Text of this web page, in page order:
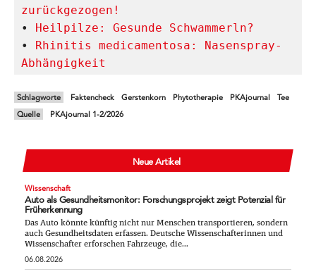
zurückgezogen!
• Heilpilze: Gesunde Schwammerln?
• Rhinitis medicamentosa: Nasenspray-
Abhängigkeit
Schlagworte Faktencheck Gerstenkorn Phytotherapie PKAjournal
Tee
Quelle
PKAjournal 1-2/2026
Neue Artikel
Wissenschaft
Auto als Gesundheitsmonitor: Forschungsprojekt zeigt Potenzial für
Früherkennung
Das Auto könnte künftig nicht nur Menschen transportieren, sondern
auch Gesundheitsdaten erfassen. Deutsche Wissenschafterinnen und
Wissenschafter erforschen Fahrzeuge, die...
06.08.2026